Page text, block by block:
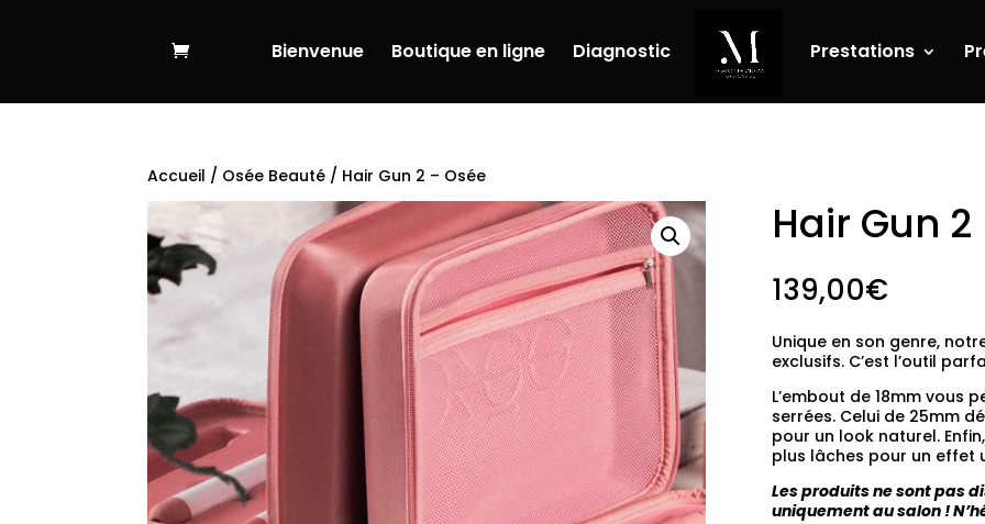
Bienvenue Boutique en ligne Diagnostic Prestations
Accueil / Osée Beauté / Hair Gun 2 – Osée
Hair Gun
139,00€
Unique en son genre,
exclusifs. C’est l’outil
L’embout de 18mm vous
serrées. Celui de 25mm
pour un look naturel.
plus lâches pour un effet
Les produits ne sont pas
uniquement au salon !